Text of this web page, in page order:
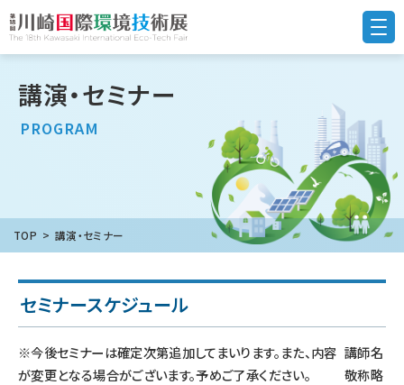
講演・セミナー
PROGRAM
TOP 講演・セミナー
セミナースケジュール
※今後セミナーは確定次第追加してまいります。また、内容
が変更となる場合がございます。予めご了承ください。
講師名
敬称略